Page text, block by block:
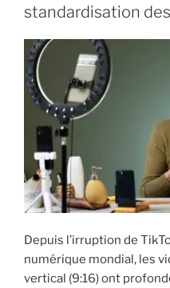
É
standardisation
Depuis l’irruption de
numérique mondial, les
vertical (9:16) ont